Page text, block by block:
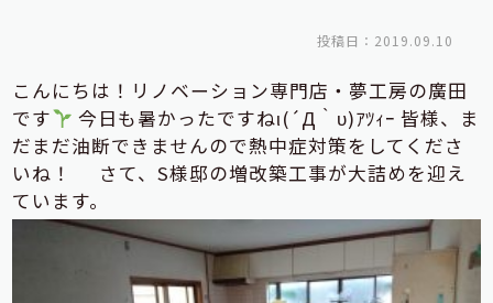
投稿日：2019.09.10
こんにちは！リノベーション専門店・夢工房の廣田
です
今日も暑かったですねι(´Д｀υ)ｱﾂｨｰ 皆様、ま
だまだ油断できませんので熱中症対策をしてくださ
いね！ さて、S様邸の増改築工事が大詰めを迎え
ています。